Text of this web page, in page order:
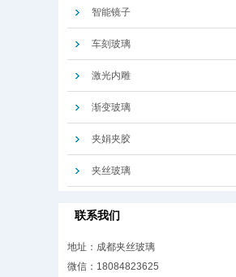
智能镜子
车刻玻璃
激光内雕
渐变玻璃
夹娟夹胶
夹丝玻璃
联系我们
地址：成都夹丝玻璃
微信：18084823625